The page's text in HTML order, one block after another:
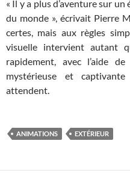
« Il y a plus d’aventure sur
du monde », écrivait Pierre
certes, mais aux règles
visuelle intervient autant
rapidement, avec l’aide
mystérieuse et
attendent.
ANIMATIONS EXTÉRIEUR